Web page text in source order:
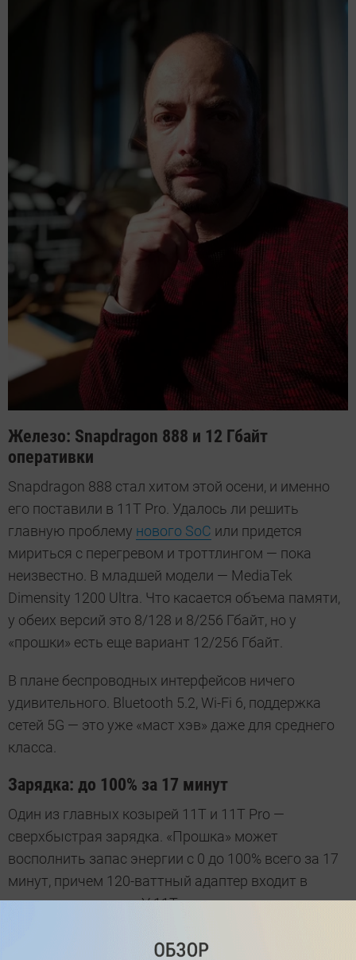
Железо: Snapdragon 888 и 12 Гбайт
оперативки
Snapdragon 888 стал хитом этой осени, и именно
его поставили в 11T Pro. Удалось ли решить
главную проблему нового SoC или придется
мириться с перегревом и троттлингом — пока
неизвестно. В младшей модели — MediaTek
Dimensity 1200 Ultra. Что касается объема памяти,
у обеих версий это 8/128 и 8/256 Гбайт, но у
«прошки» есть еще вариант 12/256 Гбайт.
В плане беспроводных интерфейсов ничего
удивительного. Bluetooth 5.2, Wi-Fi 6, поддержка
сетей 5G — это уже «маст хэв» даже для среднего
класса.
Зарядка: до 100% за 17 минут
Один из главных козырей 11T и 11T Pro —
сверхбыстрая зарядка. «Прошка» может
восполнить запас энергии с 0 до 100% всего за 17
минут, причем 120-ваттный адаптер входит в
комплект поставки. У 11Т не столь впечатляющие
уйдет 37 минут. Батарея, между прочим, 5000 мАч.